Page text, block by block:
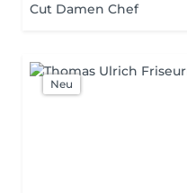
Cut Damen Chef
Neu